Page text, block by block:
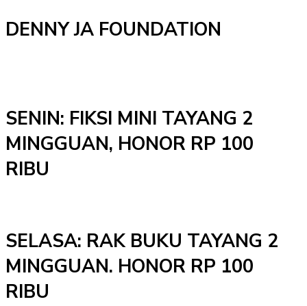
DENNY JA FOUNDATION
SENIN: FIKSI MINI TAYANG 2
MINGGUAN, HONOR RP 100
RIBU
SELASA: RAK BUKU TAYANG 2
MINGGUAN. HONOR RP 100
RIBU